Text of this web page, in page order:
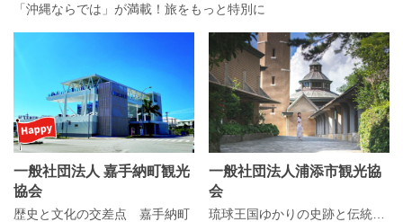
「沖縄ならでは」が満載！旅をもっと特別に
一般社団法人 嘉手納町観光
協会
歴史と文化の交差点 嘉手納町
一般社団法人浦添市観光協
会